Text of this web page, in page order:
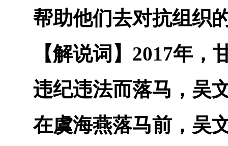
帮助他们去对抗组织
【解说词】 2017年，
违纪违法而落马，吴
在虞海燕落马前，吴